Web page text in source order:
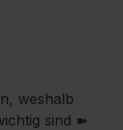
weshalb
sind ➽